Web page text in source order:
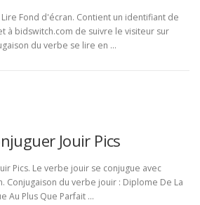
Fond d'écran. Contient un identifiant de
à bidswitch.com de suivre le visiteur sur
du verbe se lire en …
Jouir Pics
Pics. Le verbe jouir se conjugue avec
Conjugaison du verbe jouir : Diplome De La
Au Plus Que Parfait …